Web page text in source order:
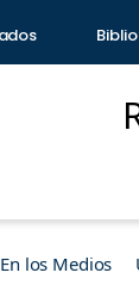
los Medios